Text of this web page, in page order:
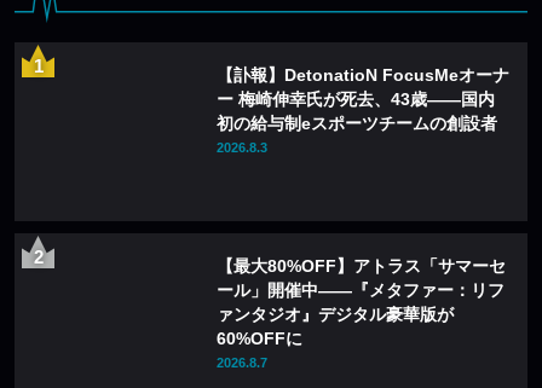
【訃報】DetonatioN FocusMeオーナ
ー 梅崎伸幸氏が死去、43歳——国内
初の給与制eスポーツチームの創設者
2026.8.3
【最大80%OFF】アトラス「サマーセ
ール」開催中——『メタファー：リフ
ァンタジオ』デジタル豪華版が
60%OFFに
2026.8.7